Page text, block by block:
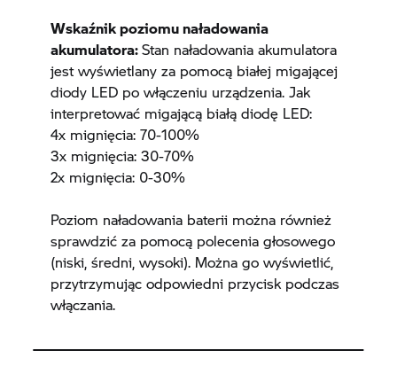
Wskaźnik poziomu naładowania
akumulatora:Stan naładowania akumulatora
jest wyświetlany za pomocą białej migającej
diody LED po włączeniu urządzenia. Jak
interpretować migającą białą diodę LED:
4x mignięcia: 70-100%
3x mignięcia: 30-70%
2x mignięcia: 0-30%
Poziom naładowania baterii można również
sprawdzić za pomocą polecenia głosowego
(niski, średni, wysoki). Można go wyświetlić,
przytrzymując odpowiedni przycisk podczas
włączania.